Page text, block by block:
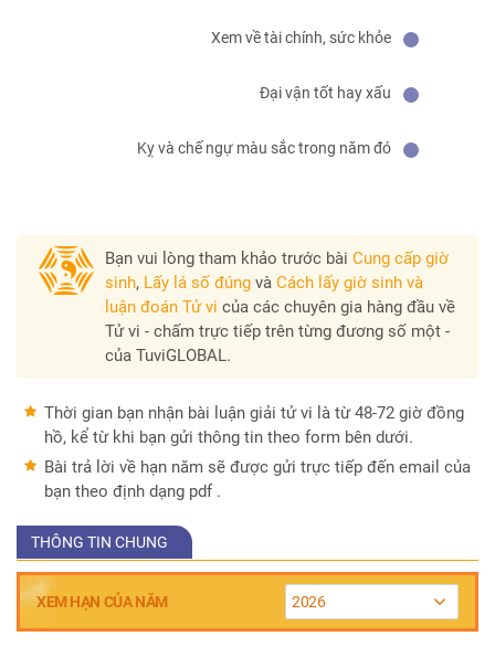
Xem về tài chính, sức khỏe
Đại vận tốt hay xấu
Kỵ và chế ngự màu sắc trong năm đó
Bạn vui lòng tham khảo trước bài Cung cấp giờ
sinh, Lấy lá số đúng và Cách lấy giờ sinh và
luận đoán Tử vi của các chuyên gia hàng đầu về
Tử vi - chấm trực tiếp trên từng đương số một -
của TuviGLOBAL.
Thời gian bạn nhận bài luận giải tử vi là từ 48-72 giờ đồng
hồ, kể từ khi bạn gửi thông tin theo form bên dưới.
Bài trả lời về hạn năm sẽ được gửi trực tiếp đến email của
bạn theo định dạng pdf .
THÔNG TIN CHUNG
XEM HẠN CỦA NĂM 2026